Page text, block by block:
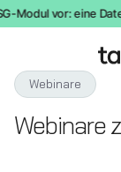
Modul vor: eine
Webinare
Webinare